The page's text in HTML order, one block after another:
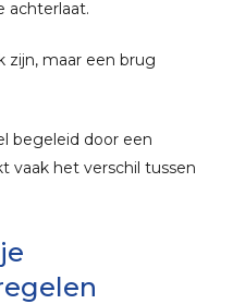
achterlaat.
zijn, maar een brug
begeleid door een
vaak het verschil tussen
je